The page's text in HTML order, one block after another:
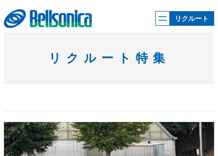
容
を
ス
リクルート
リクルート特集